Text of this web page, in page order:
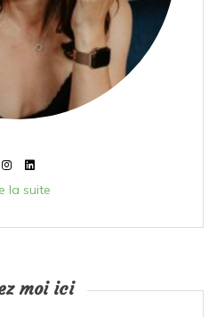
la suite
moi ici